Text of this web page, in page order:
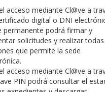
acceso mediante Cl@ve a
digital o DNI
permanente podrá firmar y
solicitudes y realizar todas
que permite la sede
acceso mediante Cl@ve a
PIN podrá consultar el